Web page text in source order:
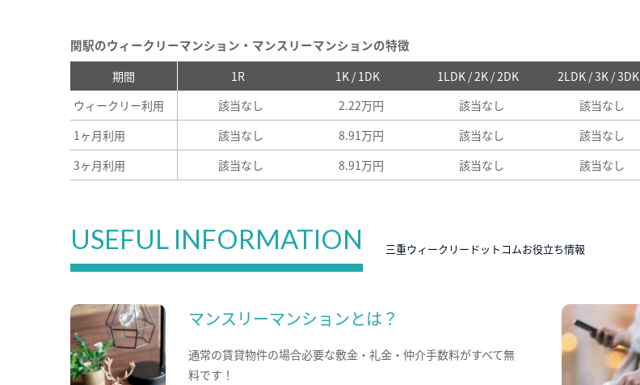
関駅のウィークリーマンション・マンスリーマンションの特徴
期間 1R 1K / 1DK 1LDK / 2K / 2DK 2LDK / 3K / 3DK
ウィークリー利用
該当なし 2.22万円 該当なし 該当なし
1ヶ月利用
該当なし 8.91万円 該当なし 該当なし
3ヶ月利用
該当なし 8.91万円 該当なし 該当なし
USEFUL INFORMATION 三重ウィークリードットコムお役立ち情報
マンスリーマンションとは？
通常の賃貸物件の場合必要な敷金・礼金・仲介手数料がすべて無
料です！